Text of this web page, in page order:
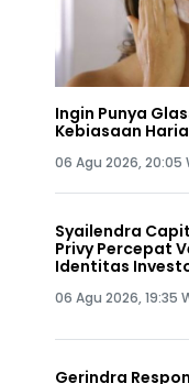
Ingin Punya
Kebiasaan
06 Agu 2026, 20:05
Syailendra
Privy Percepat
Identitas
06 Agu 2026, 19:35
Gerindra